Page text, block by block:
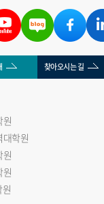
찾아오시는 길
원
대학원
원
원
원